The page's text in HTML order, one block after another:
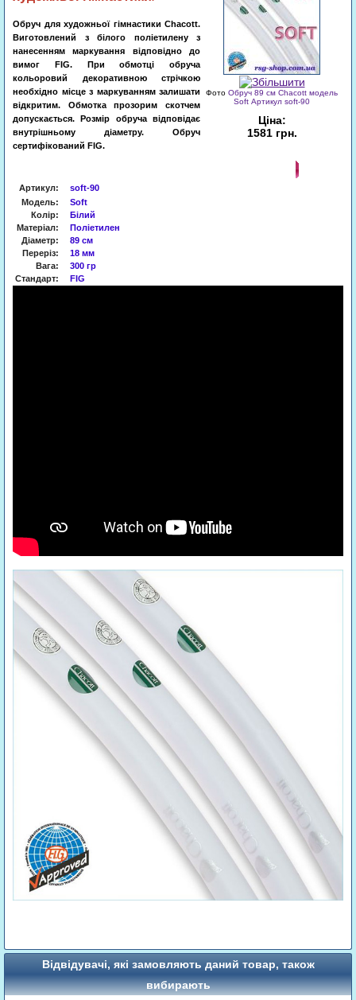
Фото Обруч 89 cм Chacott модель
Soft Артикул soft-90
Ціна:
1581 грн.
Обруч для художньої гімнастики Chacott.
Виготовлений з білого поліетилену з
нанесенням маркування відповідно до
вимог FIG. При обмотці обруча
кольоровий декоративною стрічкою
необхідно місце з маркуванням залишати
відкритим. Обмотка прозорим скотчем
допускається. Розмір обруча відповідає
внутрішньому діаметру. Обруч
сертифікований FIG.
Артикул:
soft-90
Модель:
Soft
Колір:
Білий
Матеріал:
Поліетилен
Діаметр:
89 cм
Переріз:
18 мм
Вага:
300 гр
Стандарт:
FIG
Відвідувачі, які замовляють даний товар, також
вибирають